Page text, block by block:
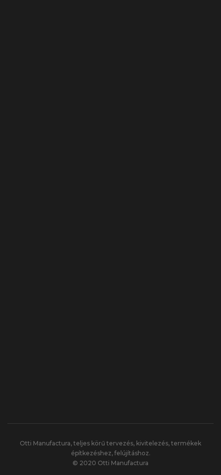
Otti Manufactura, teljes körű tervezés, kivitelezés, termékek
építkezéshez, felújításhoz.
© 2020 Otti Manufactura